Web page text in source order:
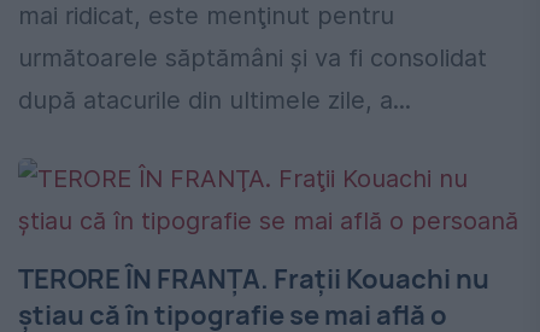
mai ridicat, este menţinut pentru
următoarele săptămâni şi va fi consolidat
după atacurile din ultimele zile, a...
TERORE ÎN FRANŢA. Fraţii Kouachi nu
ştiau că în tipografie se mai află o